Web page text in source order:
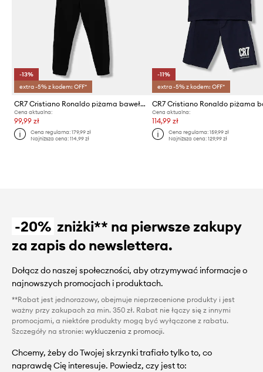
-13%
extra -5% z kodem: OFF*
CR7 Cristiano Ronaldo piżama bawełniana dziecięca
Cena aktualna:
99,99 zł
Cena regularna:179,99 zł
Najniższa cena:114,99 zł
-11%
extra -5% z kodem: OFF*
Cena aktualna:
114,99 zł
Cena regularna: 159,99 zł
Najniższa cena: 129,99 zł
-20% zniżki** na pierwsze zakupy
za zapis do newslettera.
Dołącz do naszej społeczności, aby otrzymywać informacje o
najnowszych promocjach i produktach.
**Rabat jest jednorazowy, obejmuje nieprzecenione produkty i jest
ważny przy zakupach za min. 350 zł. Rabat nie łączy się z innymi
promocjami, a niektóre produkty mogą być wyłączone z rabatu.
Szczegóły na stronie: wykluczenia z promocji.
Chcemy, żeby do Twojej skrzynki trafiało tylko to, co
naprawdę Cię interesuje. Powiedz, czy jest to: